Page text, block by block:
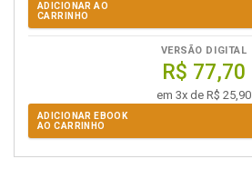
ADICIONAR AO
CARRINHO
VERSÃO DIGITAL
R$ 77,70
em 3x de R$ 25,90
ADICIONAR EBOOK
AO CARRINHO